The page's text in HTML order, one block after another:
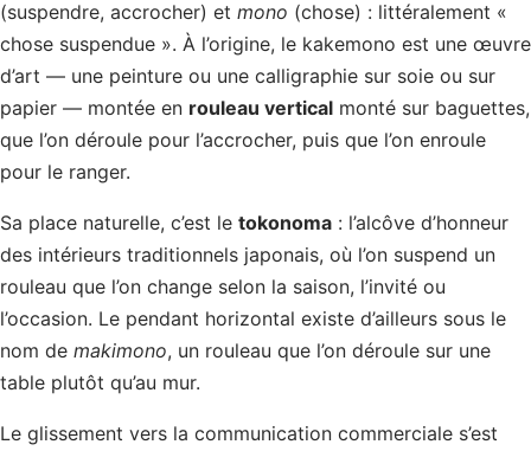
(suspendre, accrocher) et mono (chose) : littéralement «
chose suspendue ». À l’origine, le kakemono est une œuvre
d’art — une peinture ou une calligraphie sur soie ou sur
papier — montée en rouleau vertical monté sur baguettes,
que l’on déroule pour l’accrocher, puis que l’on enroule
pour le ranger.
Sa place naturelle, c’est le tokonoma : l’alcôve d’honneur
des intérieurs traditionnels japonais, où l’on suspend un
rouleau que l’on change selon la saison, l’invité ou
l’occasion. Le pendant horizontal existe d’ailleurs sous le
nom de makimono, un rouleau que l’on déroule sur une
table plutôt qu’au mur.
Le glissement vers la communication commerciale s’est